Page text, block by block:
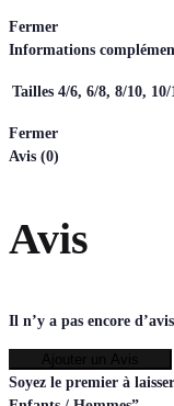
Fermer
Informations
Tailles 4/6, 6/8, 8/10,
Fermer
Avis (0)
Avis
Il n’y a pas encore
Soyez le premier à